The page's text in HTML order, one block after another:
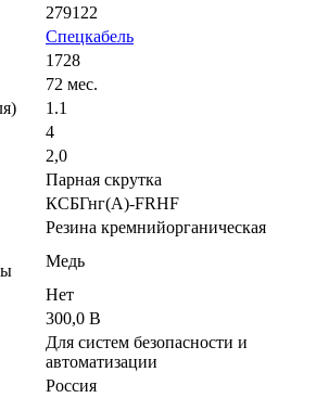
279122
Спецкабель
1728
72 мес.
1.1
4
2,0
Парная скрутка
КСБГнг(А)-FRHF
Резина кремнийорганическая
Медь
Нет
300,0 В
Для систем безопасности и
автоматизации
Россия